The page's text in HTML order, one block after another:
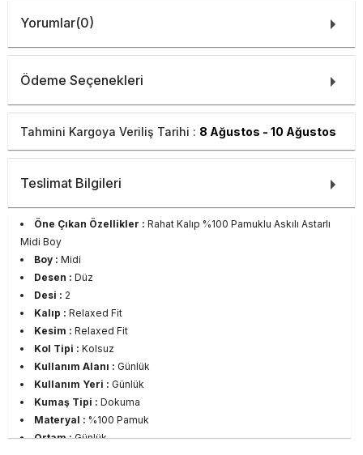
Yorumlar(0)
Ödeme Seçenekleri
Tahmini Kargoya Veriliş Tarihi : 8 Ağustos - 10 Ağustos
Teslimat Bilgileri
Öne Çıkan Özellikler : Rahat Kalıp %100 Pamuklu Askılı Astarlı
Midi Boy
Boy : Midi
Desen : Düz
Desi : 2
Kalıp : Relaxed Fit
Kesim : Relaxed Fit
Kol Tipi : Kolsuz
Kullanım Alanı : Günlük
Kullanım Yeri : Günlük
Kumaş Tipi : Dokuma
Materyal : %100 Pamuk
Ortam :Günlük